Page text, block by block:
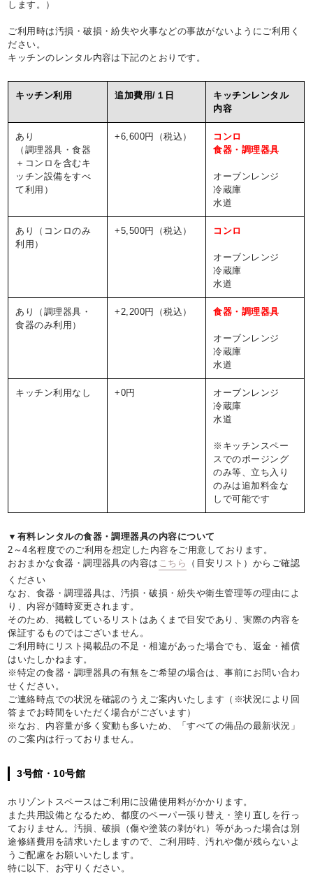
します。）
ご利用時は汚損・破損・紛失や火事などの事故がないようにご利用く
ださい。
キッチンのレンタル内容は下記のとおりです。
キッチン利用 追加費用/１日
キッチンレンタル
内容
あり
（調理器具・食器
＋コンロを含むキ
ッチン設備をすべ
て利用）
+6,600円（税込）
コンロ
食器・調理器具
オーブンレンジ
冷蔵庫
水道
あり（コンロのみ
利用）
+5,500円（税込） コンロ
オーブンレンジ
冷蔵庫
水道
あり（調理器具・
食器のみ利用）
+2,200円（税込） 食器・調理器具
オーブンレンジ
冷蔵庫
水道
キッチン利用なし +0円
オーブンレンジ
冷蔵庫
水道
※キッチンスペー
スでのポージング
のみ等、立ち入り
のみは追加料金な
しで可能です
▼有料レンタルの食器・調理器具の内容について
2～4名程度でのご利用を想定した内容をご用意しております。
おおまかな食器・調理器具の内容は こちら
（目安リスト）からご確認
ください
なお、食器・調理器具は、汚損・破損・紛失や衛生管理等の理由によ
り、内容が随時変更されます。
そのため、掲載しているリストはあくまで目安であり、実際の内容を
保証するものではございません。
ご利用時にリスト掲載品の不足・相違があった場合でも、返金・補償
はいたしかねます。
※特定の食器・調理器具の有無をご希望の場合は、事前にお問い合わ
せください。
ご連絡時点での状況を確認のうえご案内いたします（※状況により回
答までお時間をいただく場合がございます）
※なお、内容量が多く変動も多いため、「すべての備品の最新状況」
のご案内は行っておりません。
3号館・10号館
ホリゾントスペースはご利用に設備使用料がかかります。
また共用設備となるため、都度のペーパー張り替え・塗り直しを行っ
ておりません。汚損、破損（傷や塗装の剥がれ）等があった場合は別
途修繕費用を請求いたしますので、ご利用時、汚れや傷が残らないよ
うご配慮をお願いいたします。
特に以下、お守りください。